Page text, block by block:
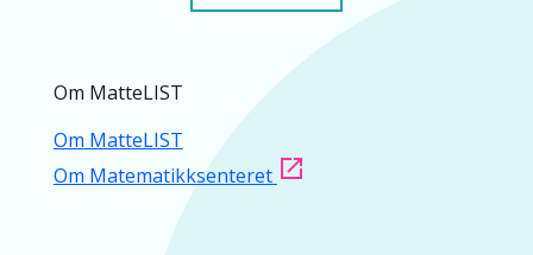
Om MatteLIST
Om MatteLIST
Om Matematikksenteret